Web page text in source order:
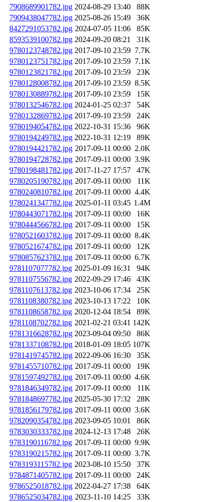
7908689901782.jpg 2024-08-29 13:40
88K
7909438047782.jpg 2025-08-26 15:49
36K
8427291053782.jpg 2024-07-05 11:06
85K
8593539100782.jpg 2024-09-20 08:21
31K
9780123748782.jpg 2017-09-10 23:59 7.7K
9780123751782.jpg 2017-09-10 23:59 7.1K
9780123821782.jpg 2017-09-10 23:59
23K
9780128008782.jpg 2017-09-10 23:59 8.5K
9780130889782.jpg 2017-09-10 23:59
15K
9780132546782.jpg 2024-01-25 02:37
54K
9780132869782.jpg 2017-09-10 23:59
24K
9780194054782.jpg 2022-10-31 15:36
96K
9780194249782.jpg 2022-10-31 12:19
89K
9780194421782.jpg 2017-09-11 00:00 2.0K
9780194728782.jpg 2017-09-11 00:00 3.9K
9780198481782.jpg 2017-11-27 17:57
47K
9780205190782.jpg 2017-09-11 00:00
11K
9780240810782.jpg 2017-09-11 00:00 4.4K
9780241347782.jpg 2025-01-11 03:45 1.4M
9780443071782.jpg 2017-09-11 00:00
16K
9780444566782.jpg 2017-09-11 00:00
15K
9780521603782.jpg 2017-09-11 00:00 8.4K
9780521674782.jpg 2017-09-11 00:00
12K
9780857623782.jpg 2017-09-11 00:00 6.7K
9781107077782.jpg 2025-01-09 16:31
94K
9781107556782.jpg 2022-09-29 17:46
43K
9781107613782.jpg 2023-10-06 17:34
25K
9781108380782.jpg 2023-10-13 17:22
10K
9781108658782.jpg 2020-12-04 18:54
89K
9781108702782.jpg 2021-02-21 03:41 142K
9781316628782.jpg 2023-09-04 09:50
86K
9781337108782.jpg 2018-01-09 18:05 107K
9781419745782.jpg 2022-09-06 16:30
35K
9781455710782.jpg 2017-09-11 00:00
19K
9781597492782.jpg 2017-09-11 00:00 4.6K
9781846349782.jpg 2017-09-11 00:00
11K
9781848697782.jpg 2025-05-30 17:32
28K
9781856179782.jpg 2017-09-11 00:00 3.6K
9782090354782.jpg 2023-09-05 10:01
86K
9783030333782.jpg 2024-12-13 17:48
26K
9783190116782.jpg 2017-09-11 00:00 9.9K
9783190215782.jpg 2017-09-11 00:00 3.7K
9783193115782.jpg 2023-08-10 15:50
37K
9784871405782.jpg 2017-09-11 00:00
24K
9786525018782.jpg 2022-04-27 17:38
64K
9786525034782.jpg 2023-11-10 14:25
33K